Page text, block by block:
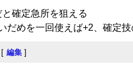
確定急所を狙える
だめを一回使えば+2、確定
[ 編集 ]